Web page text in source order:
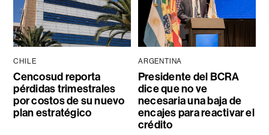
CHILE
Cencosud reporta
pérdidas trimestrales
por costos de su nuevo
plan estratégico
ARGENTINA
Presidente del BCRA
dice que no ve
necesaria una baja de
encajes para reactivar el
crédito